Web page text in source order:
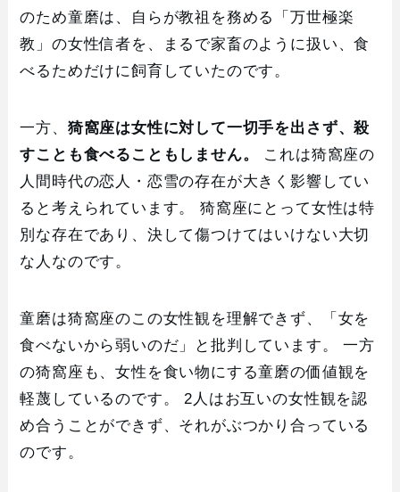
のため童磨は、自らが教祖を務める「万世極楽
教」の女性信者を、まるで家畜のように扱い、食
べるためだけに飼育していたのです。
一方、 猗窩座は女性に対して一切手を出さず、殺
すことも食べることもしません。
これは猗窩座の
人間時代の恋人・恋雪の存在が大きく影響してい
ると考えられています。 猗窩座にとって女性は特
別な存在であり、決して傷つけてはいけない大切
な人なのです。
童磨は猗窩座のこの女性観を理解できず、「女を
食べないから弱いのだ」と批判しています。 一方
の猗窩座も、女性を食い物にする童磨の価値観を
軽蔑しているのです。 2人はお互いの女性観を認
め合うことができず、それがぶつかり合っている
のです。